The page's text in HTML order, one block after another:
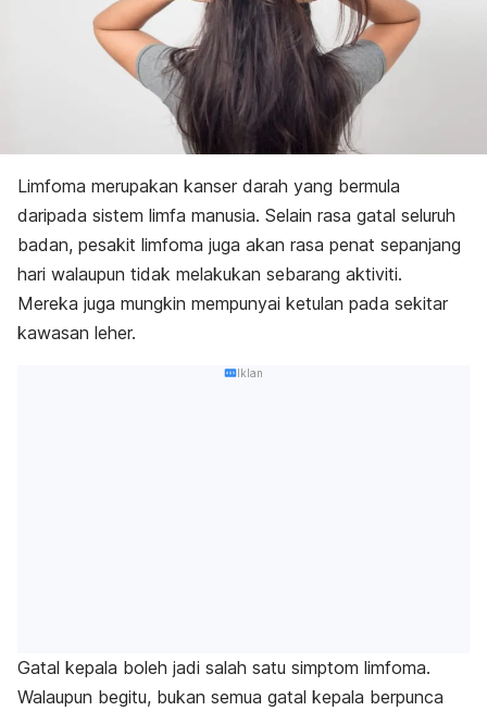
Limfoma merupakan kanser darah yang bermula
daripada sistem limfa manusia. Selain rasa gatal seluruh
badan, pesakit limfoma juga akan rasa penat sepanjang
hari walaupun tidak melakukan sebarang aktiviti.
Mereka juga mungkin mempunyai ketulan pada sekitar
kawasan leher.
Iklan
Gatal kepala boleh jadi salah satu simptom limfoma.
Walaupun begitu, bukan semua gatal kepala berpunca